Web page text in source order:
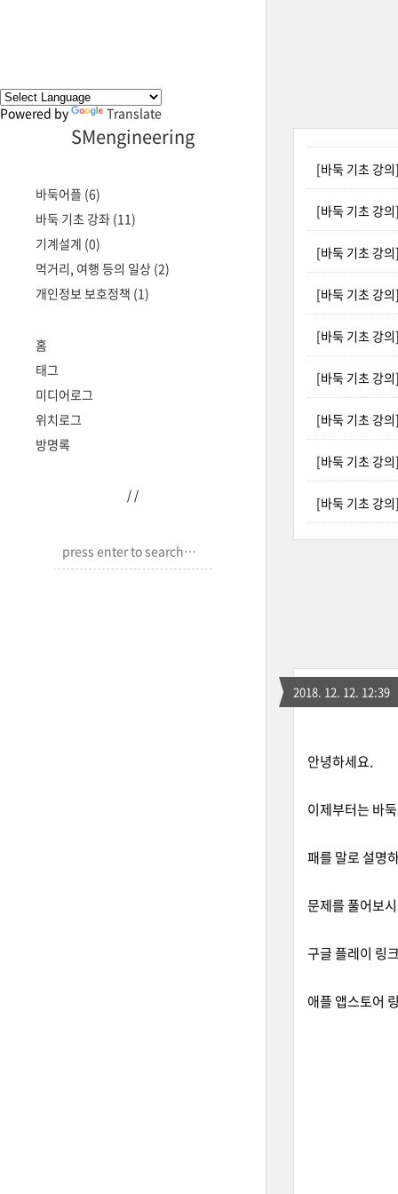
Powered by Translate
SMengineering
바둑어플 (6)
바둑 기초 강좌 (11)
기계설계 (0)
먹거리, 여행 등의 일상 (2)
개인정보 보호정책 (1)
홈
태그
미디어로그
위치로그
방명록
/ /
[바둑 기초 강
[바둑 기초 강
[바둑 기초 강
[바둑 기초 강
[바둑 기초 강
[바둑 기초 강
[바둑 기초 강
[바둑 기초 강
[바둑 기초 강
2018. 12. 12. 12:39
안녕하세요.
이제부터는 바
패를 말로 설명
문제를 풀어보
구글 플레이 링
애플 앱스토어